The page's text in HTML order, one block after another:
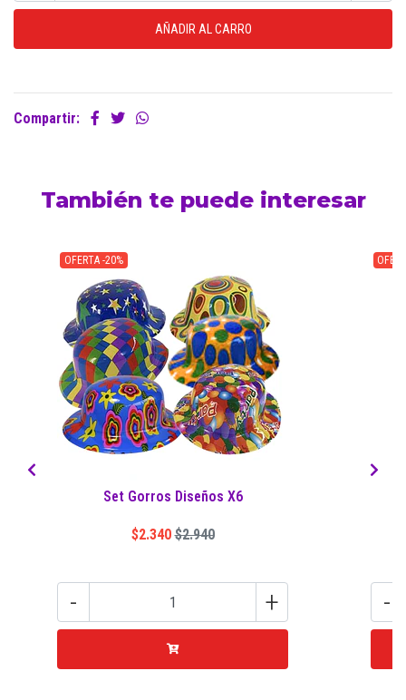
Compartir:
También te puede interesar
OFERTA -20%
Set Gorros Diseños X6
$2.340 $2.940
- + -